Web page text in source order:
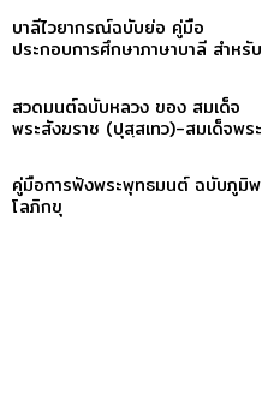
บาลีไวยากรณ์ฉบับย่อ คู่มือ
ประกอบการศึกษาภาษาบาลี สำหรับ
สวดมนต์ฉบับหลวง ของ สมเด็จ
พระสังฆราช (ปุสฺสเทว)-สมเด็จพระ
คู่มือการฟังพระพุทธมนต์ ฉบับภูมิพ
โลภิกขุ